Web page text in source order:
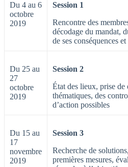
Du 4 au 6
octobre
2019
Session 1
Rencontre des
décodage du mandat,
de ses conséquences
Du 25 au
27
octobre
2019
Session 2
État des lieux, prise de
thématiques, des
d’action possibles
Du 15 au
17
novembre
2019
Session 3
Recherche de
premières mesures,